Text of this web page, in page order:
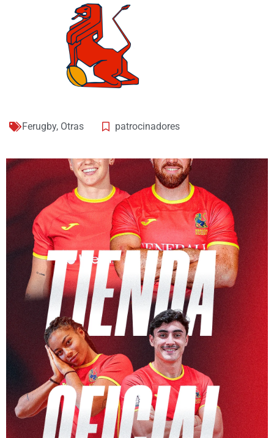
Ferugby, Otras patrocinadores